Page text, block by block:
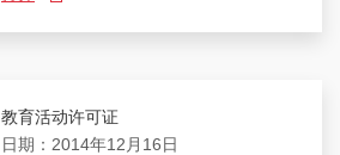
教育活动许可证
日期：2014年12月16日